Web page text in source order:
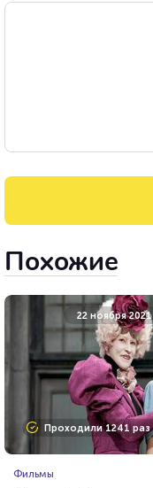
Похожие
22 ноября 2021
Проходили 1241 раз
Фильмы